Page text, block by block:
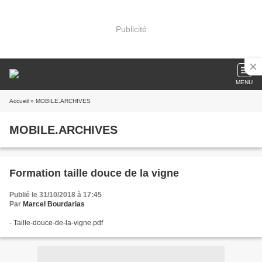
Publicité
MENU
Accueil » MOBILE.ARCHIVES
MOBILE.ARCHIVES
Formation taille douce de la vigne
Publié le 31/10/2018 à 17:45
Par Marcel Bourdarias
- Taille-douce-de-la-vigne.pdf